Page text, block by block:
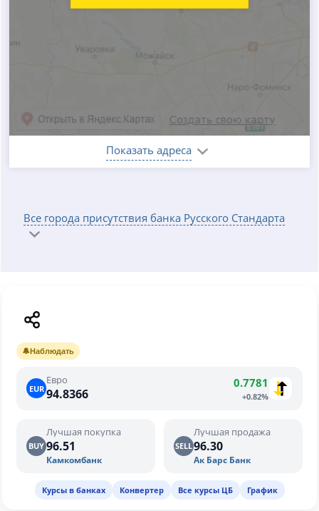
Показать адреса
Все города присутствия банка Русского Стандарта
🔔Наблюдать
EUR
Евро
94.8366
0.7781
+0.82%
BUY
Лучшая покупка
96.51
Камкомбанк
SELL
Лучшая продажа
96.30
Ак Барс Банк
Курсы в банках Конвертер Все курсы ЦБ График